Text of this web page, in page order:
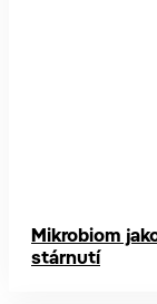
Mikrobiom
stárnutí